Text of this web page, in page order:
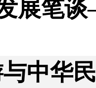
展笔
中华